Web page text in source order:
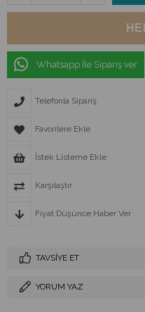
Whatsapp İle Sipariş ver
Telefonla Sipariş
Favorilere Ekle
İstek Listeme Ekle
Karşılaştır
Fiyat Düşünce Haber Ver
TAVSIYE ET
YORUM YAZ